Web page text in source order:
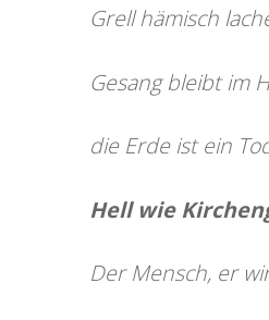
Grell hämisch
Gesang bleibt im
die Erde ist ein
Hell wie
Der Mensch, er